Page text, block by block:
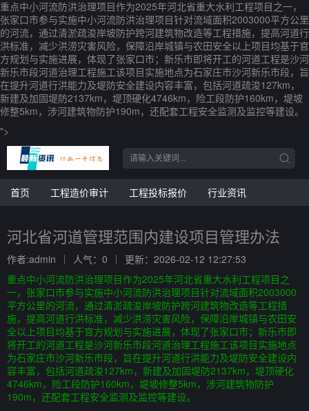
重点中小河流防洪治理项目作为2025年河北省重大水利工程项目之一，
张家口市参与实施中小河流防洪治理项目针对流域面积2003000平方公里
的河流，通过清淤疏浚岸坡防护跨河建筑物改造等工程措施，提高河道行
洪标准，减少洪涝灾害风险，保障沿岸城镇与农田安全以上项目均基于官
方规划与实施进展，体现了张家口市；新乐市即将开工的河道工程是沙河
新乐市段河道治理工程施工该项目实施地点为石家庄市沙河新乐市段，旨
在提升河道行洪能力及堤防安全建设内容丰富，包括河道疏浚127km，
新建及加固堤防2137km，堤顶硬化4746km，险工段防护160km，堤坡
修整5km，涉河建筑物防护190m，还配套工程安全监测及监控等建设。
">
首页 工程造价审计 工程投标报价 行业资讯
河北省河道管理范围内建设项目管理办法
作者:admin 人气：0
更新：2026-02-12 12:27:53
重点中小河流防洪治理项目作为2025年河北省重大水利工程项目之
一，张家口市参与实施中小河流防洪治理项目针对流域面积2003000
平方公里的河流，通过清淤疏浚岸坡防护跨河建筑物改造等工程措
施，提高河道行洪标准，减少洪涝灾害风险，保障沿岸城镇与农田安
全以上项目均基于官方规划与实施进展，体现了张家口市；新乐市即
将开工的河道工程是沙河新乐市段河道治理工程施工该项目实施地点
为石家庄市沙河新乐市段，旨在提升河道行洪能力及堤防安全建设内
容丰富，包括河道疏浚127km，新建及加固堤防2137km，堤顶硬化
4746km，险工段防护160km，堤坡修整5km，涉河建筑物防护
190m，还配套工程安全监测及监控等建设。